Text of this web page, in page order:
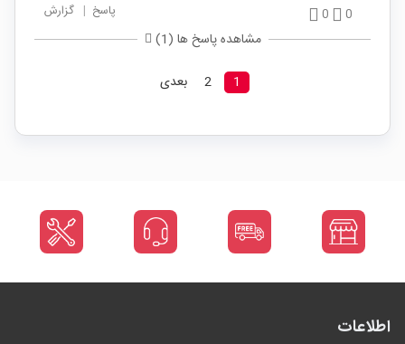
0
0 پاسخ | گزارش
مشاهده پاسخ ها (1)
1
2 بعدی
اطلاعات